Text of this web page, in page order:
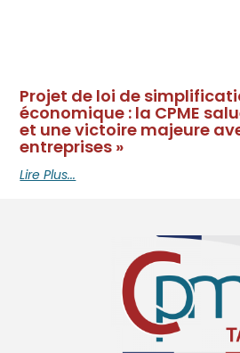
Projet de loi de
économique : la CPME
et une victoire majeure
entreprises »
Lire Plus...